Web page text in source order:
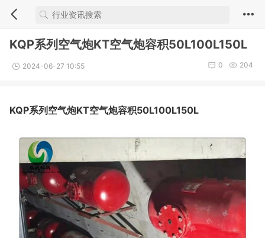
KQP系列空气炮KT空气炮容积50L100L150L
2024-06-27 10:55 204
0
KQP系列空气炮KT空气炮容积50L100L150L